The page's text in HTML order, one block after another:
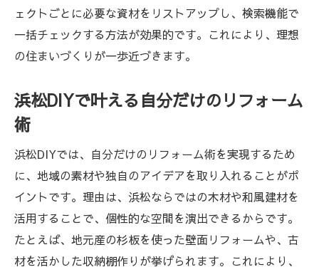
ェクトごとに必要な資材をリストアップし、検索機能で
一括チェックする方法が効果的です。これにより、理想
の住まいづくりが一歩近づきます。
浜松DIYで叶える自分だけのリフォーム
術
浜松DIYでは、自分だけのリフォーム術を実現するため
に、地域の素材や独自のアイデアを取り入れることがポ
イントです。理由は、浜松ならではの木材や和風建材を
活用することで、個性的な空間を演出できるからです。
たとえば、地元産の杉板を使った壁面リフォームや、古
材を活かした収納棚作りが挙げられます。これにより、